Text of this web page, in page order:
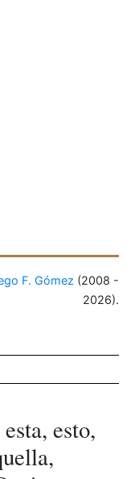
F. Gómez (2008 -
2026).
esto,